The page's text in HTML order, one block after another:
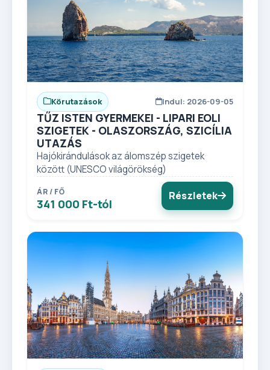
Körutazások Indul: 2026-09-05
TŰZ ISTEN GYERMEKEI - LIPARI EOLI
SZIGETEK - OLASZORSZÁG, SZICÍLIA
UTAZÁS
Hajókirándulások az álomszép szigetek
között (UNESCO világörökség)
ÁR / FŐ
341 000 Ft-tól
Részletek